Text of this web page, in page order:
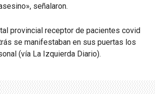
señalaron.
provincial receptor de pacientes covid
se manifestaban en sus puertas los
(vía La Izquierda Diario).